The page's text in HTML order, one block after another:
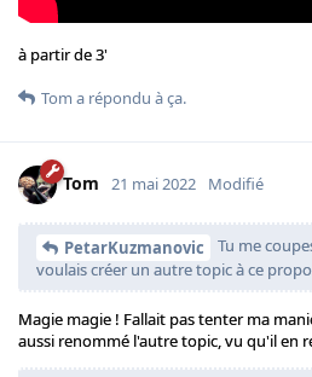
à partir de 3'
Tom a répondu à ça.
Tom 21 mai 2022 Modifié
PetarKuzmanovic
Tu me
voulais créer un autre topic à ce
Magie magie ! Fallait pas tenter ma
aussi renommé l'autre topic, vu qu'il en